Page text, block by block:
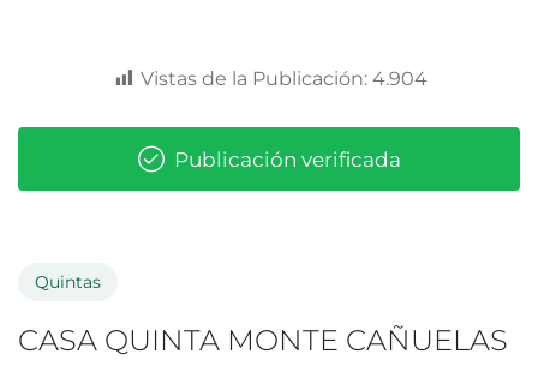
Vistas de la Publicación: 4.904
Publicación verificada
Quintas
CASA QUINTA MONTE CAÑUELAS